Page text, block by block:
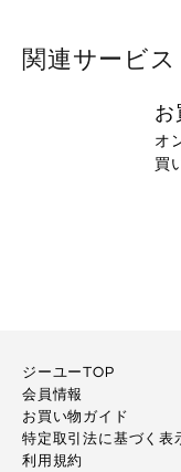
関連サービス
お
オ
買
ジーユーTOP
会員情報
お買い物ガイド
特定取引法に基づく表
利用規約